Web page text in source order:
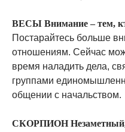
ВЕСЫ Внимание – тем,
Постарайтесь больше
отношениям. Сейчас
время наладить дела,
группами
общении с начальством.
СКОРПИОН Незаметный,